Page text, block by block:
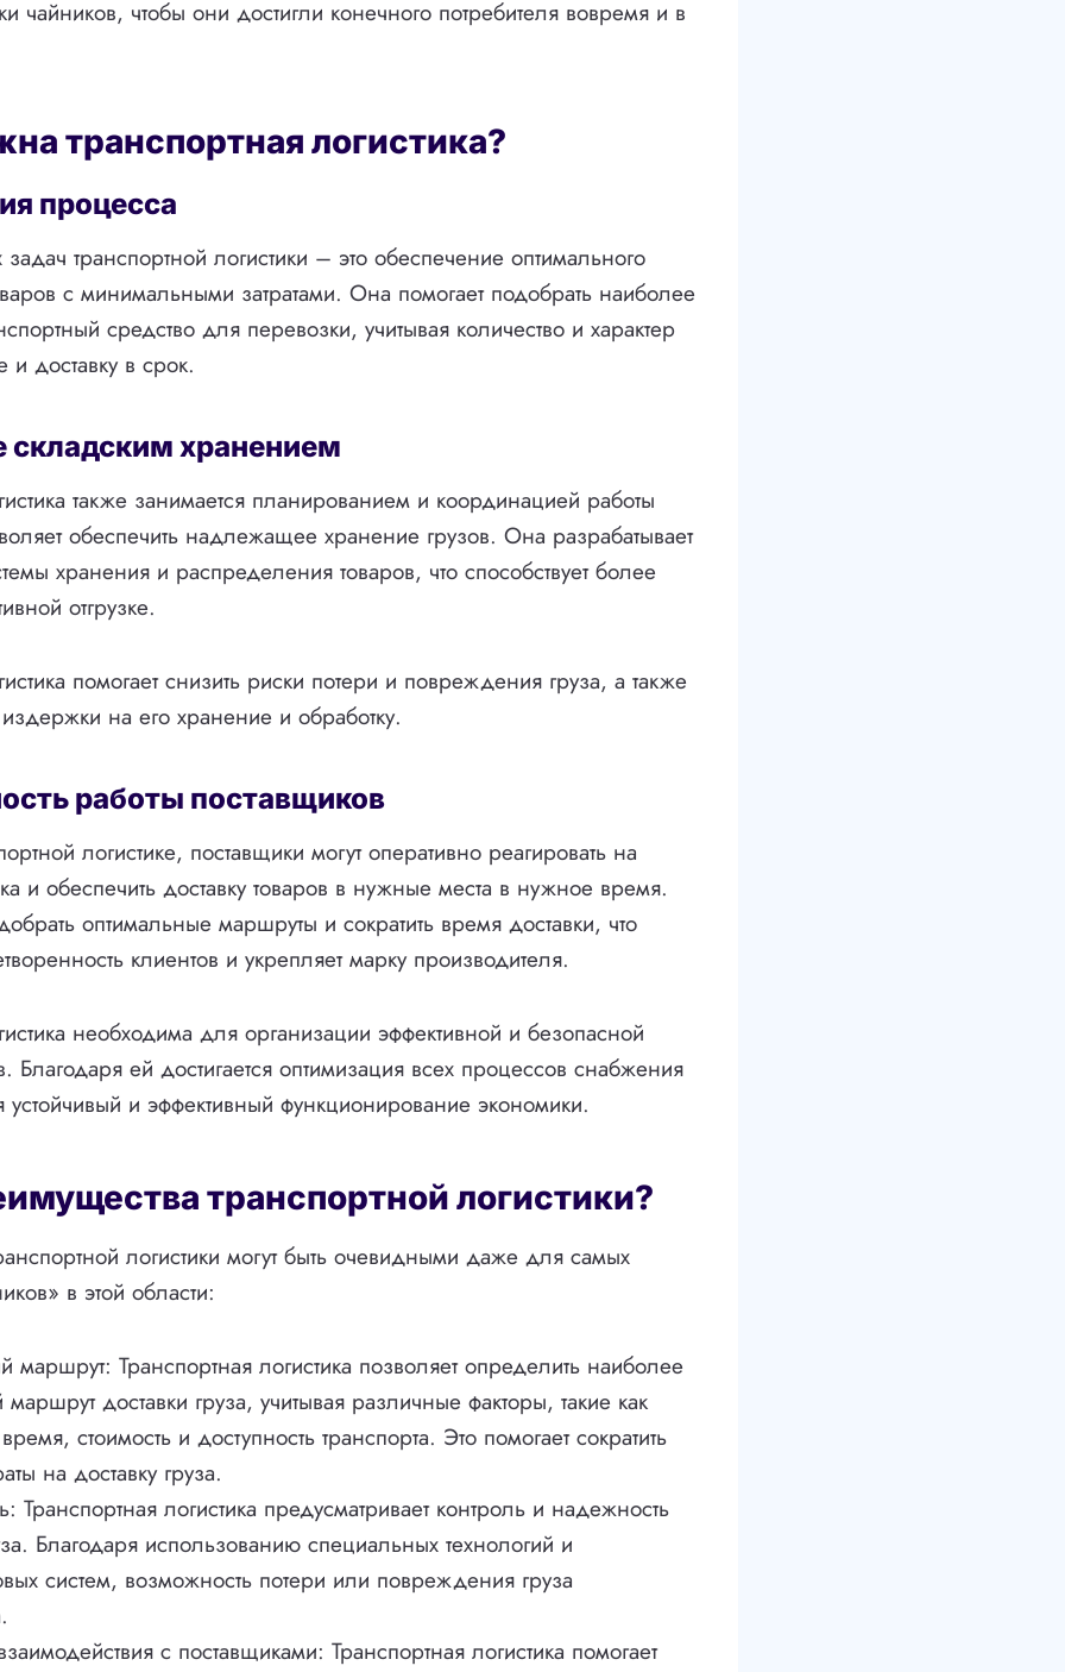
чайников, чтобы они достигли конечного потребителя вовремя и в
транспортная логистика?
процесса
транспортной логистики – это обеспечение оптимального
с минимальными затратами. Она помогает подобрать наиболее
средство для перевозки, учитывая количество и характер
и доставку в срок.
складским хранением
также занимается планированием и координацией работы
обеспечить надлежащее хранение грузов. Она разрабатывает
хранения и распределения товаров, что способствует более
отгрузке.
помогает снизить риски потери и повреждения груза, а также
на его хранение и обработку.
работы поставщиков
логистике, поставщики могут оперативно реагировать на
и обеспечить доставку товаров в нужные места в нужное время.
оптимальные маршруты и сократить время доставки, что
клиентов и укрепляет марку производителя.
необходима для организации эффективной и безопасной
Благодаря ей достигается оптимизация всех процессов снабжения
устойчивый и эффективный функционирование экономики.
транспортной логистики?
логистики могут быть очевидными даже для самых
в этой области:
маршрут: Транспортная логистика позволяет определить наиболее
маршрут доставки груза, учитывая различные факторы, такие как
стоимость и доступность транспорта. Это помогает сократить
на доставку груза.
Транспортная логистика предусматривает контроль и надежность
Благодаря использованию специальных технологий и
систем, возможность потери или повреждения груза
с поставщиками: Транспортная логистика помогает